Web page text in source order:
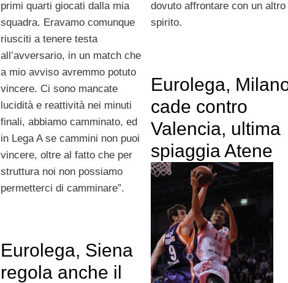
primi quarti giocati dalla mia
squadra. Eravamo comunque
riusciti a tenere testa
all’avversario, in un match che
a mio avviso avremmo potuto
vincere. Ci sono mancate
lucidità e reattività nei minuti
finali, abbiamo camminato, ed
in Lega A se cammini non puoi
vincere, oltre al fatto che per
struttura noi non possiamo
permetterci di camminare”.
dovuto affrontare con un altro
spirito.
Eurolega,
cade contro
Valencia, ultima
spiaggia Atene
Eurolega, Siena
regola anche il